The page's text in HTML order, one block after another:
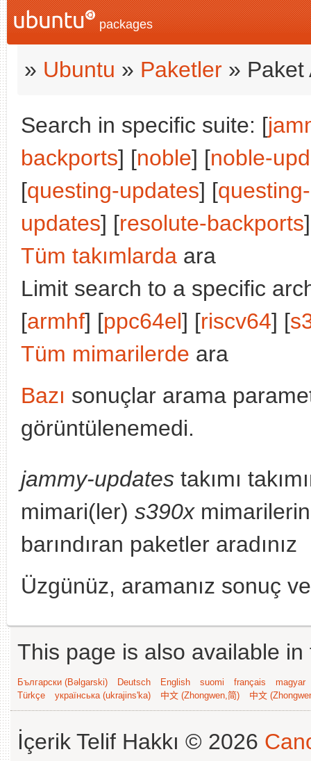
packages
» Ubuntu » Paketler » Paket
Search in specific suite: [
backports] [noble] [noble-
[questing-updates] [
updates] [resolute-backports
Tüm takımlarda ara
Limit search to a specific
[armhf] [ppc64el] [riscv64] [
Tüm mimarilerde ara
Bazı sonuçlar arama
görüntülenemedi.
jammy-updates takımı
mimari(ler) s390x
barındıran paketler aradınız
Üzgünüz, aramanız sonuç
This page is also available
Български (Bəlgarski) Deutsch English suomi français
magyar
Türkçe
українська (ukrajins'ka) 中文 (Zhongwen,简) 中文
İçerik Telif Hakkı © 2026